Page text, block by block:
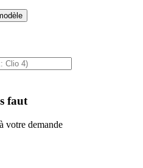
faut
votre demande